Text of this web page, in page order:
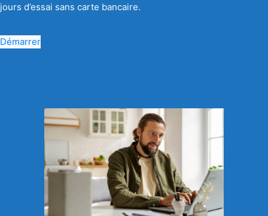
jours d’essai sans carte bancaire.
Démarrer